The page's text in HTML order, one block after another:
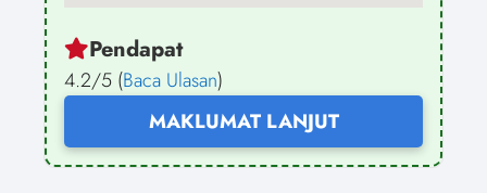
Pendapat
4.2/5 (Baca Ulasan)
MAKLUMAT LANJUT